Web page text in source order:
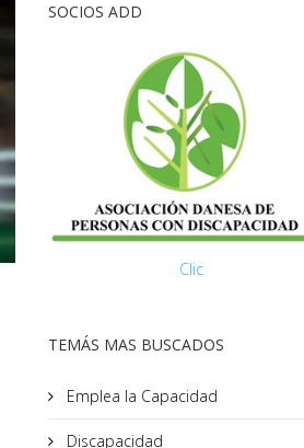
SOCIOS ADD
Clic
TEMÁS MAS BUSCADOS
Emplea la Capacidad
Discapacidad